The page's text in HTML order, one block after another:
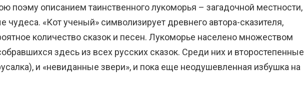
поэму описанием таинственного лукоморья – загадочной местности,
«Кот ученый» символизирует древнего автора-сказителя,
количество сказок и песен. Лукоморье населено множеством
здесь из всех русских сказок. Среди них и второстепенные
и «невиданные звери», и пока еще неодушевленная избушка на